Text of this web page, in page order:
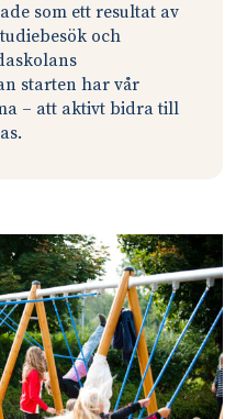
som ett resultat av
och
starten har vår
– att aktivt bidra till